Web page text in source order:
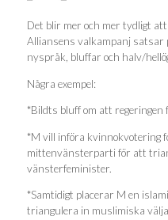
Det blir mer och mer tydligt
Alliansens valkampanj satsar
nyspråk, bluffar och halv/
Några exempel:
*Bildts bluff om att
*M vill införa kvinnokvotering
mittenvänsterparti för att
vänsterfeminister.
*Samtidigt placerar M en
triangulera in muslimiska